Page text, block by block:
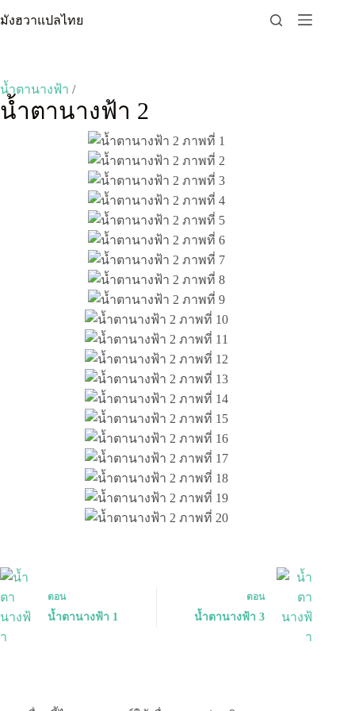
to
มังฮวาแปลไทย
น้ำตานางฟ้า /
น้ำตานางฟ้า 2
ตอน
น้ำตานางฟ้า 1
ตอน
น้ำตานางฟ้า 3